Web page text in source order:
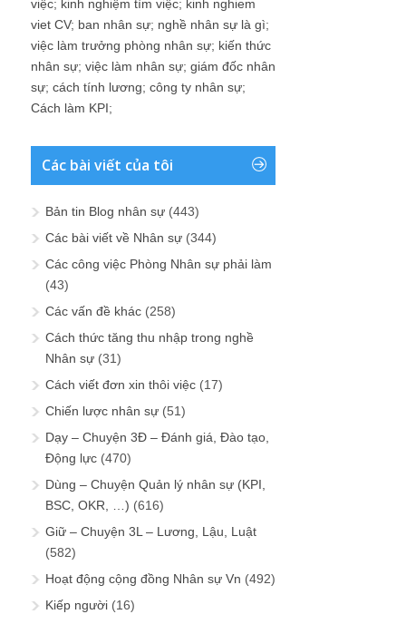
việc; kinh nghiệm tìm việc; kinh nghiem
viet CV; ban nhân sự; nghề nhân sự là gì;
việc làm trưởng phòng nhân sự; kiến thức
nhân sự; việc làm nhân sự; giám đốc nhân
sự; cách tính lương; công ty nhân sự;
Cách làm KPI;
Các bài viết của tôi
Bản tin Blog nhân sự (443)
Các bài viết về Nhân sự (344)
Các công việc Phòng Nhân sự phải làm
(43)
Các vấn đề khác (258)
Cách thức tăng thu nhập trong nghề
Nhân sự (31)
Cách viết đơn xin thôi việc (17)
Chiến lược nhân sự (51)
Dạy – Chuyện 3Đ – Đánh giá, Đào tạo,
Động lực (470)
Dùng – Chuyện Quản lý nhân sự (KPI,
BSC, OKR, …) (616)
Giữ – Chuyện 3L – Lương, Lậu, Luật
(582)
Hoạt động cộng đồng Nhân sự Vn (492)
Kiếp người (16)